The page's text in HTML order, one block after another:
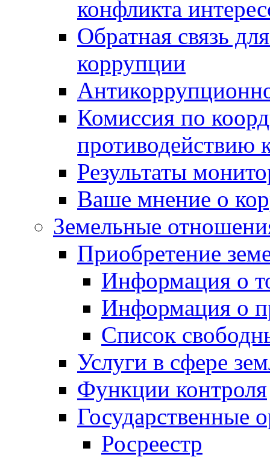
конфликта
Обратная связь
коррупции
Комиссия по
противодействию
Результаты
Ваше мнение о
Земельные
Приобретение
Информация о
Информация о
Список
Услуги в сфере
Функции контроля
Государственные
Росреестр